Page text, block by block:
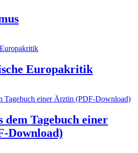
Europakritik
dem Tagebuch einer
Download)